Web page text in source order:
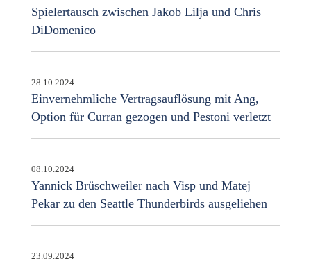
Spielertausch zwischen Jakob Lilja und Chris
DiDomenico
28.10.2024
Einvernehmliche Vertragsauflösung mit Ang,
Option für Curran gezogen und Pestoni verletzt
08.10.2024
Yannick Brüschweiler nach Visp und Matej
Pekar zu den Seattle Thunderbirds ausgeliehen
23.09.2024